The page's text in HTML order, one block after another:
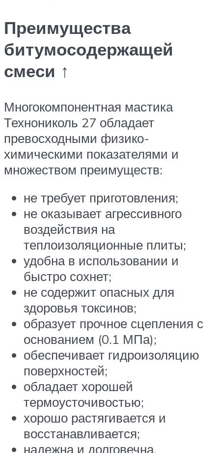
Преимущества
битумосодержащей
смеси ↑
Многокомпонентная мастика
Технониколь 27 обладает
превосходными физико-
химическими показателями и
множеством преимуществ:
не требует приготовления;
не оказывает агрессивного
воздействия на
теплоизоляционные плиты;
удобна в использовании и
быстро сохнет;
не содержит опасных для
здоровья токсинов;
образует прочное сцепления с
основанием (0.1 МПа);
обеспечивает гидроизоляцию
поверхностей;
обладает хорошей
термоусточивостью;
хорошо растягивается и
восстанавливается;
надежна и долговечна.